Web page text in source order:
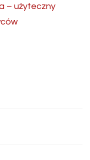
– użyteczny